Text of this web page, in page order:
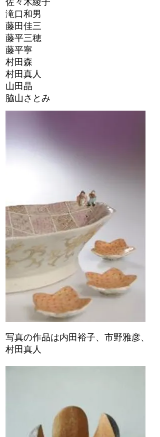
佐々木綾子
滝口和男
藤田佳三
藤平三穂
藤平寧
村田森
村田真人
山田晶
脇山さとみ
写真の作品は内田裕子、市野雅彦、
村田真人